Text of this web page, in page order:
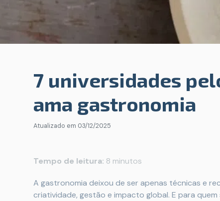
7 universidades
ama gastronomia
Atualizado em 03/12/2025
Tempo de leitura: 8 minutos
A gastronomia deixou de ser apenas técnicas e
criatividade, gestão e impacto global. E para